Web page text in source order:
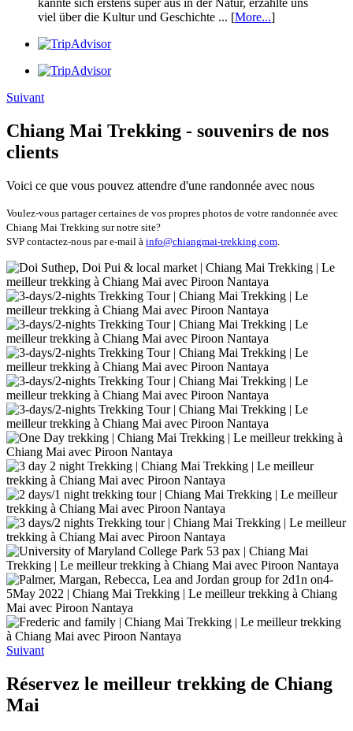
kannte sich erstens super aus in der Natur, erzählte uns
viel über die Kultur und Geschichte ... [More...]
Suivant
Chiang Mai Trekking - souvenirs de nos
clients
Voici ce que vous pouvez attendre d'une randonnée avec nous
Voulez-vous partager certaines de vos propres photos de votre randonnée avec
Chiang Mai Trekking sur notre site?
SVP contactez-nous par e-mail à info@chiangmai-trekking.com.
Suivant
Réservez le meilleur trekking de Chiang
Mai